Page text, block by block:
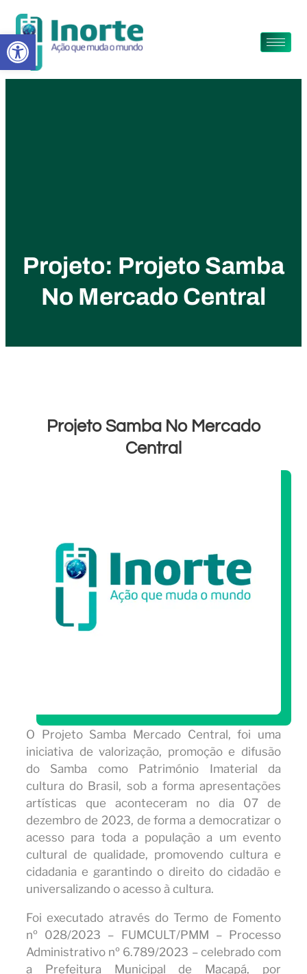
Abrir a barra de ferramentas
Projeto: Projeto Samba
No Mercado Central
Projeto Samba No Mercado
Central
O Projeto Samba Mercado Central, foi uma
iniciativa de valorização, promoção e difusão
do Samba como Património Imaterial da
cultura do Brasil, sob a forma apresentações
artísticas que aconteceram no dia 07 de
dezembro de 2023, de forma a democratizar o
acesso para toda a população a um evento
cultural de qualidade, promovendo cultura e
cidadania e garantindo o direito do cidadão e
universalizando o acesso à cultura.
Foi executado através do Termo de Fomento
nº 028/2023 – FUMCULT/PMM – Processo
Administrativo nº 6.789/2023 – celebrado com
a Prefeitura Municipal de Macapá, por